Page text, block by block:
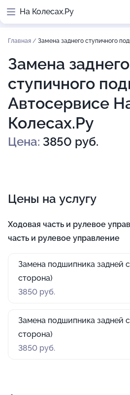
На Колесах.Ру
Главная / Замена заднего ступичного
Замена заднего
ступичного
Автосервисе
Колесах.Ру
Цена: 3850 руб.
Цены на услугу
Ходовая часть и рулевое
часть и рулевое управление
Замена подшипника задней
сторона)
3850 руб.
Замена подшипника задней
сторона)
3850 руб.